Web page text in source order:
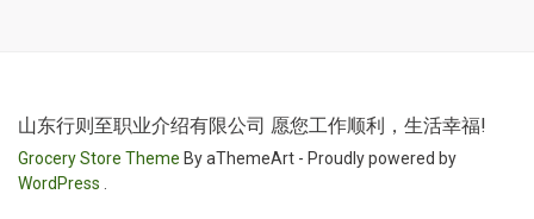
山东行则至职业介绍有限公司 愿您工作顺利，生活幸福!
Grocery Store Theme By aThemeArt - Proudly powered by
WordPress